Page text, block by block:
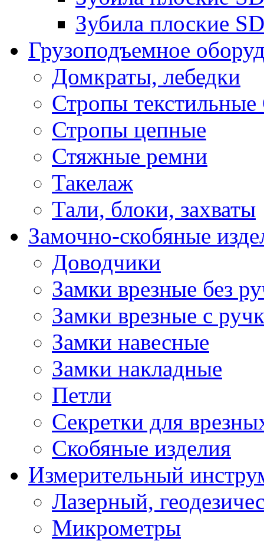
Зубила плоские
Грузоподъемное
Домкраты, лебедки
Стропы
Стропы цепные
Стяжные ремни
Такелаж
Тали, блоки, захваты
Замочно-скобяные
Доводчики
Замки врезные без
Замки врезные с
Замки навесные
Замки накладные
Петли
Секретки для
Скобяные изделия
Измерительный
Лазерный,
Микрометры